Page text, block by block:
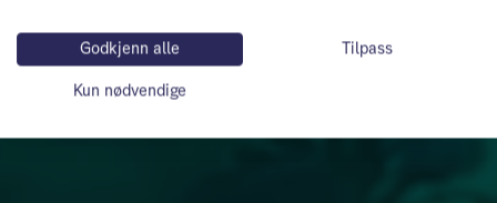
Godkjenn alle
Tilpass
Kun nødvendige